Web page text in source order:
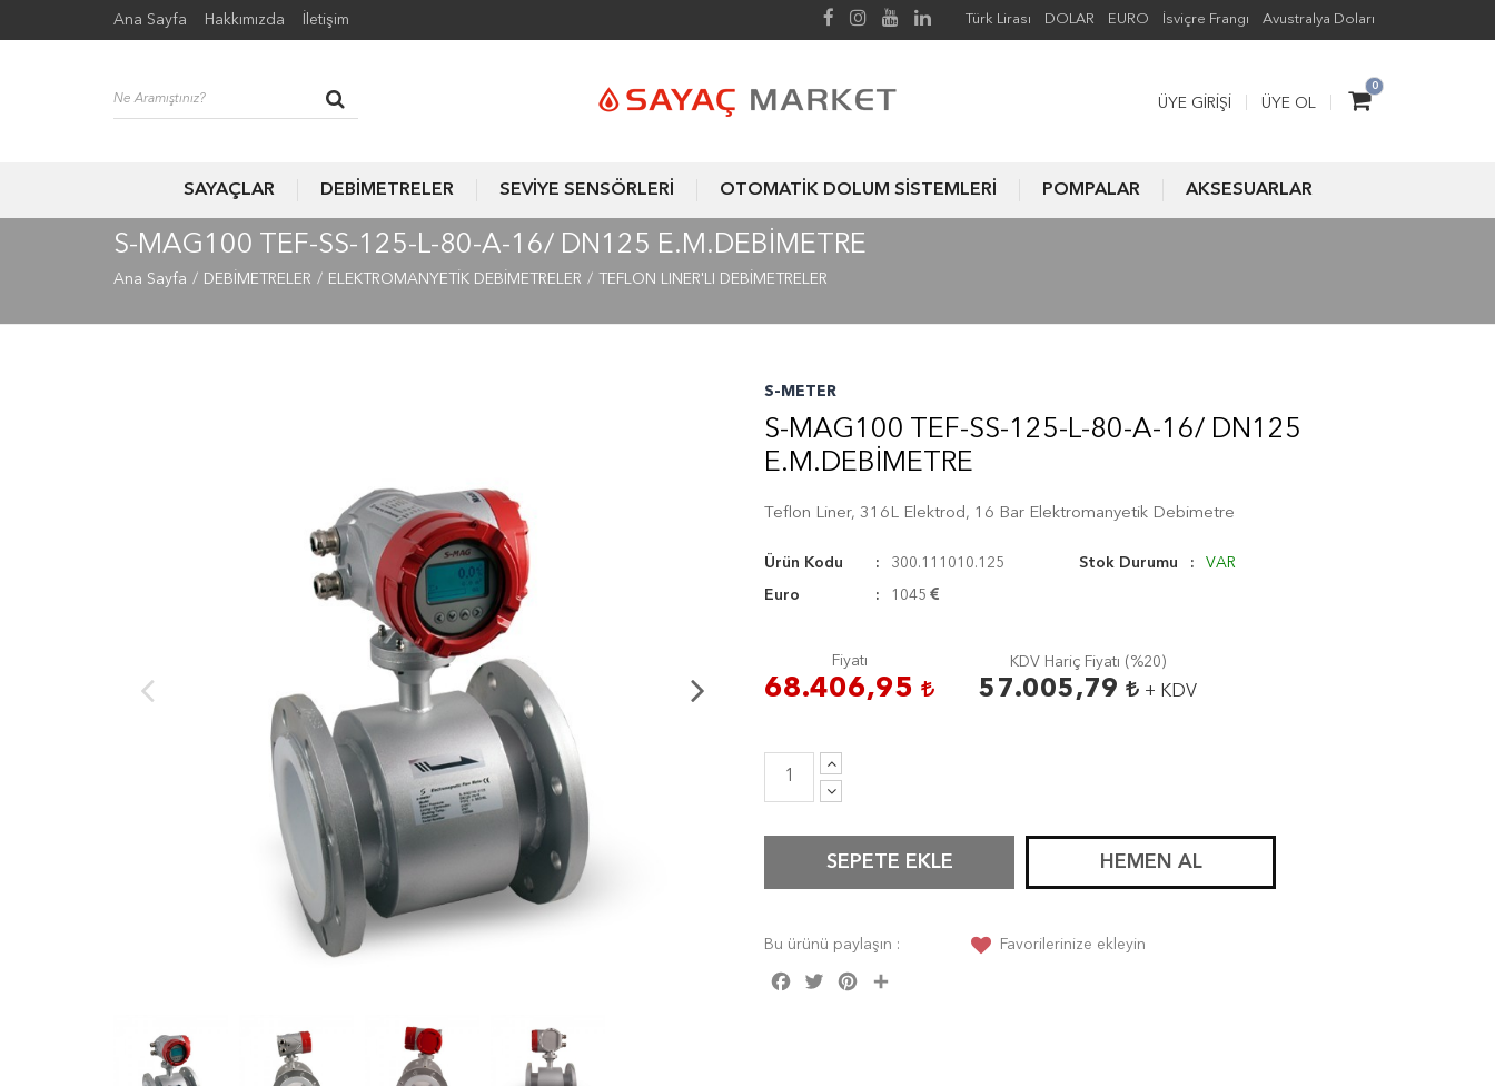
Ana Sayfa Hakkımızda İletişim Türk Lirası DOLAR EURO İsviçre Frangı Avustralya Doları
0
ÜYE GIRIŞI ÜYE OL
SAYAÇLAR DEBİMETRELER SEVİYE SENSÖRLERİ OTOMATİK DOLUM SİSTEMLERİ POMPALAR AKSESUARLAR
S-MAG100 TEF-SS-125-L-80-A-16/ DN125 E.M.DEBIMETRE
Ana Sayfa DEBİMETRELER ELEKTROMANYETİK DEBİMETRELER TEFLON LINER'LI DEBİMETRELER
S-METER
S-MAG100 TEF-SS-125-L-80-A-16/ DN125
E.M.DEBIMETRE
Teflon Liner, 316L Elektrod, 16 Bar Elektromanyetik Debimetre
Ürün Kodu 300.111010.125 Stok Durumu VAR
Euro 1045
Fiyatı
68.406,95
KDV Hariç Fiyatı ( %20 )
57.005,79 + KDV
SEPETE EKLE HEMEN AL
Bu ürünü paylaşın :
Facebook
Twitter Pinterest
Favorilerinize ekleyin